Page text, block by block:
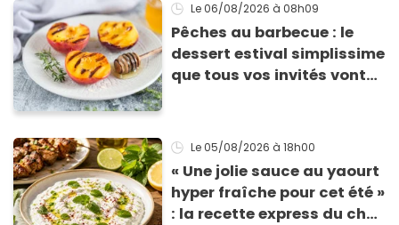
Le 06/08/2026 à 08h09
Pêches au barbecue : le
dessert estival simplissime
que tous vos invités vont
Le 05/08/2026 à 18h00
« Une jolie sauce au yaourt
hyper fraîche pour cet été »
: la recette express du chef